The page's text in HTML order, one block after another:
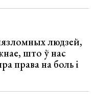
людзей,
што ў нас
права на боль і